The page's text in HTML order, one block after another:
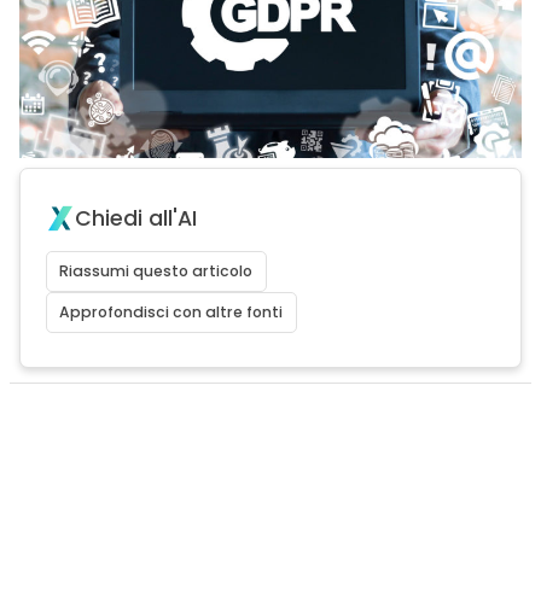
Chiedi all'AI
Riassumi questo articolo
Approfondisci con altre fonti